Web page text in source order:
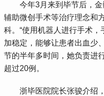
今年3月来到毕节后，金
辅助微创手术等治疗理念和
科。“使用机器人进行手术
加稳定，能够让患者出血少
节的半年多时间，她负责进
超过20例。
浙毕医院院长张骏介绍，